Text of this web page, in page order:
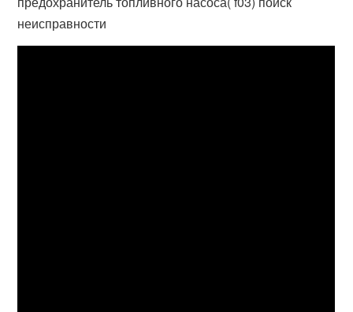
неисправности